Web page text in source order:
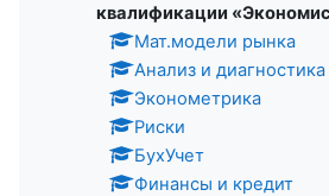
квалификации
Мат.модели рынка
Анализ и диагностика
Эконометрика
Риски
БухУчет
Финансы и кредит